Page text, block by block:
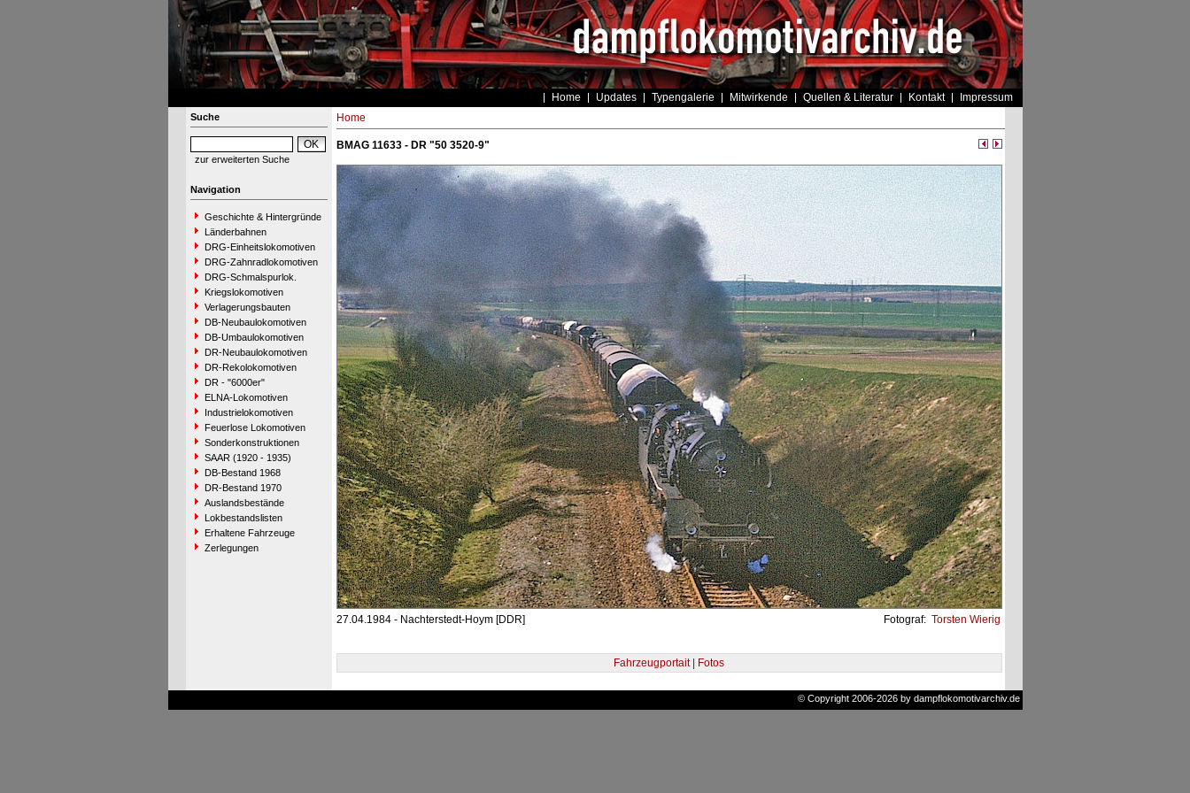
Home Updates Typengalerie Mitwirkende Quellen & Literatur Kontakt Impressum
Suche
zur erweiterten Suche
Navigation
Geschichte & Hintergründe
Länderbahnen
DRG-Einheitslokomotiven
DRG-Zahnradlokomotiven
DRG-Schmalspurlok.
Kriegslokomotiven
Verlagerungsbauten
DB-Neubaulokomotiven
DB-Umbaulokomotiven
DR-Neubaulokomotiven
DR-Rekolokomotiven
DR - "6000er"
ELNA-Lokomotiven
Industrielokomotiven
Feuerlose Lokomotiven
Sonderkonstruktionen
SAAR (1920 - 1935)
DB-Bestand 1968
DR-Bestand 1970
Auslandsbestände
Lokbestandslisten
Erhaltene Fahrzeuge
Zerlegungen
Home
BMAG 11633 - DR "50 3520-9"
27.04.1984 - Nachterstedt-Hoym [DDR] Fotograf: Torsten Wierig
Fahrzeugportait | Fotos
© Copyright 2006-2026 by dampflokomotivarchiv.de